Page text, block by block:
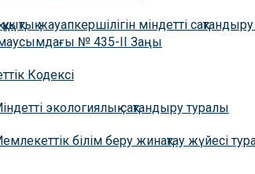
жауапкершiлiгiн мiндеттi сақтандыру
№ 435-II Заңы
Кодексі
экологиялық сақтандыру туралы
білім беру жинақтау жүйесі